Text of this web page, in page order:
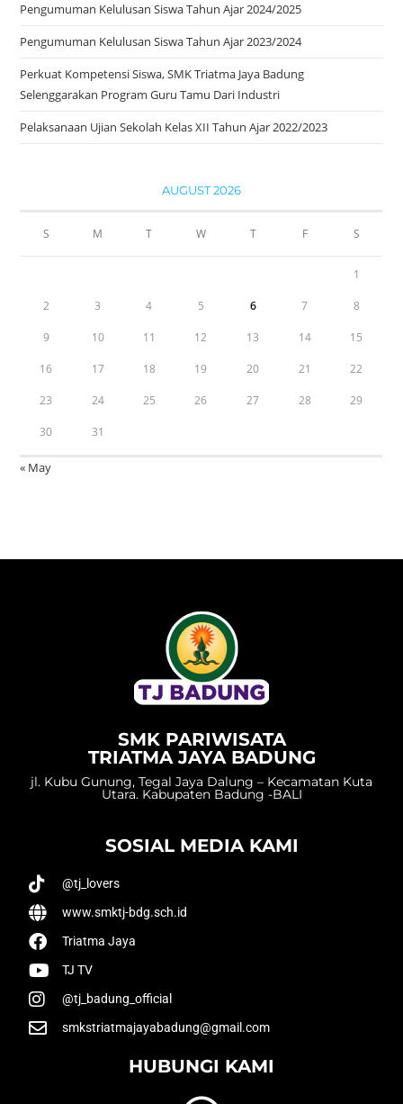
Pengumuman Kelulusan Siswa Tahun Ajar 2024/2025
Pengumuman Kelulusan Siswa Tahun Ajar 2023/2024
Perkuat Kompetensi Siswa, SMK Triatma Jaya Badung
Selenggarakan Program Guru Tamu Dari Industri
Pelaksanaan Ujian Sekolah Kelas XII Tahun Ajar 2022/2023
AUGUST 2026
S M T W T F S
1
2 3 4 5 6 7 8
9 10 11 12 13 14 15
16 17 18 19 20 21 22
23 24 25 26 27 28 29
30 31
« May
SMK PARIWISATA
TRIATMA JAYA BADUNG
jl. Kubu Gunung, Tegal Jaya Dalung – Kecamatan Kuta
Utara. Kabupaten Badung -BALI
SOSIAL MEDIA KAMI
@tj_lovers
www.smktj-bdg.sch.id
Triatma Jaya
TJ TV
@tj_badung_official
smkstriatmajayabadung@gmail.com
HUBUNGI KAMI